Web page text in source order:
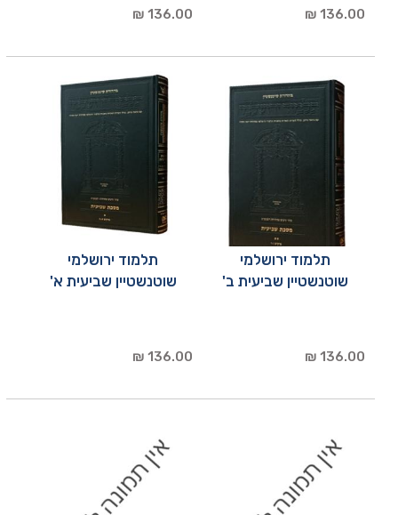
136.00 ₪
136.00 ₪
תלמוד ירושלמי
שוטנשטיין שביעית ב'
136.00 ₪
תלמוד ירושלמי
שוטנשטיין שביעית א'
136.00 ₪